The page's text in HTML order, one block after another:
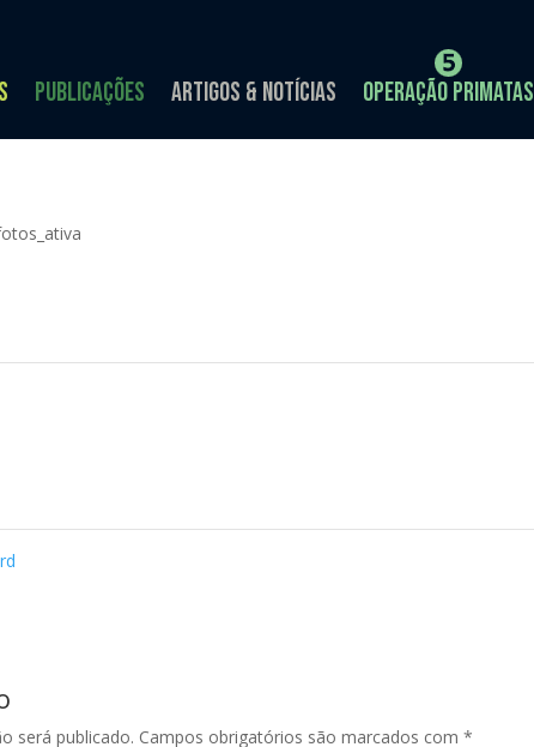
Publicações Artigos & Notícias Operação Primatas
será publicado. Campos obrigatórios são marcados com*